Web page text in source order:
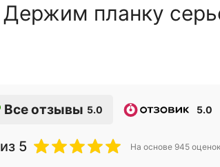
Держим планку
Все отзывы 5.0 5.0
из 5 На основе 945 оценок